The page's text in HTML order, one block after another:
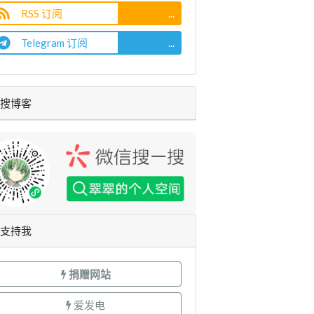
RSS 订阅
Telegram 订阅
博客
持我
捐赠网站
爱发电